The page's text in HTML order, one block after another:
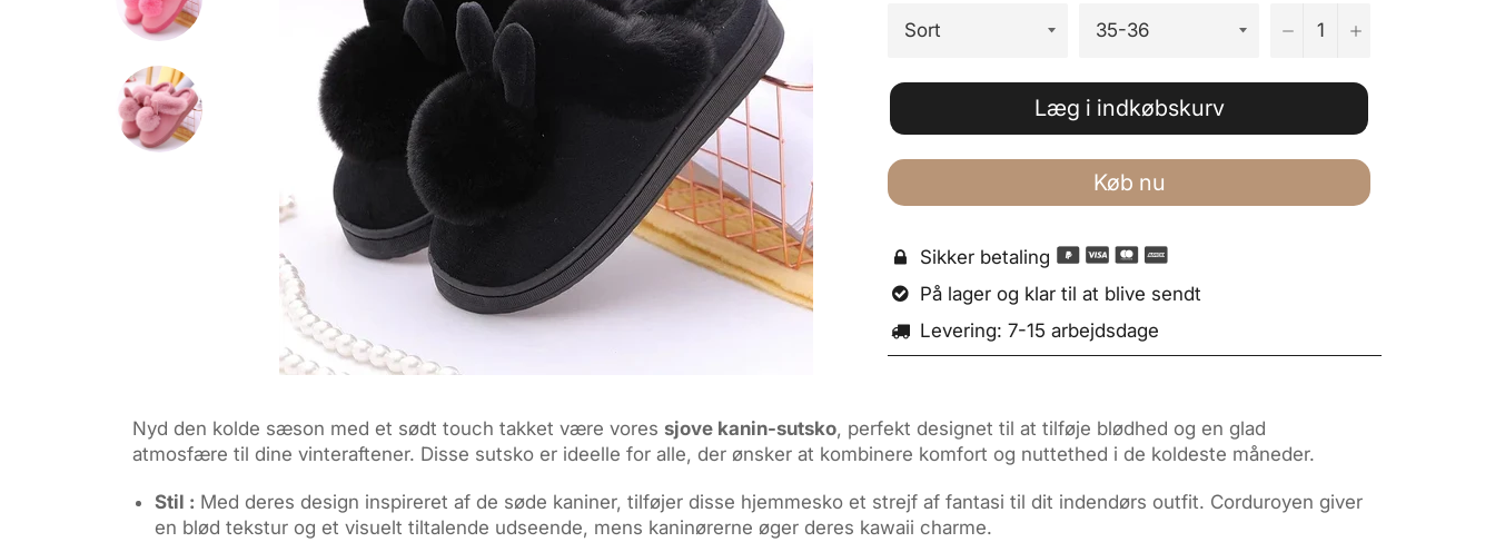
− +
Læg i indkøbskurv
Køb nu
 Sikker betaling
 På lager og klar til at blive sendt
 Levering: 7-15 arbejdsdage
Nyd den kolde sæson med et sødt touch takket være vores sjove kanin-sutsko, perfekt designet til at tilføje blødhed og en glad
atmosfære til dine vinteraftener. Disse sutsko er ideelle for alle, der ønsker at kombinere komfort og nuttethed i de koldeste måneder.
Stil : Med deres design inspireret af de søde kaniner, tilføjer disse hjemmesko et strejf af fantasi til dit indendørs outfit. Corduroyen giver
en blød tekstur og et visuelt tiltalende udseende, mens kaninørerne øger deres kawaii charme.